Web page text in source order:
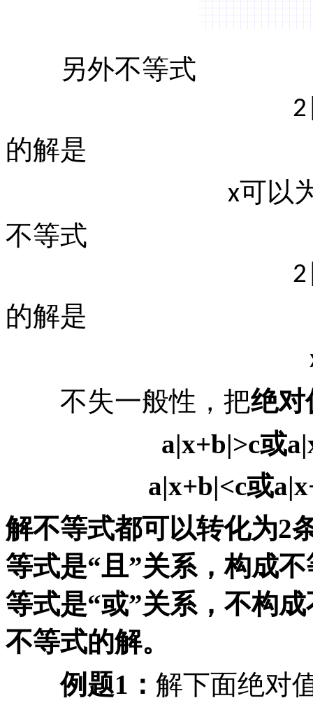
另外不等式
的解是
x可以
不等式
的解是
不失一般性，把绝对
a|x+b|>c或
a|x+b|<c或
解不等式都可以转化为2
等式是“且”关系，构成
等式是“或”关系，不构
不等式的解。
例题1 ： 解下面绝对